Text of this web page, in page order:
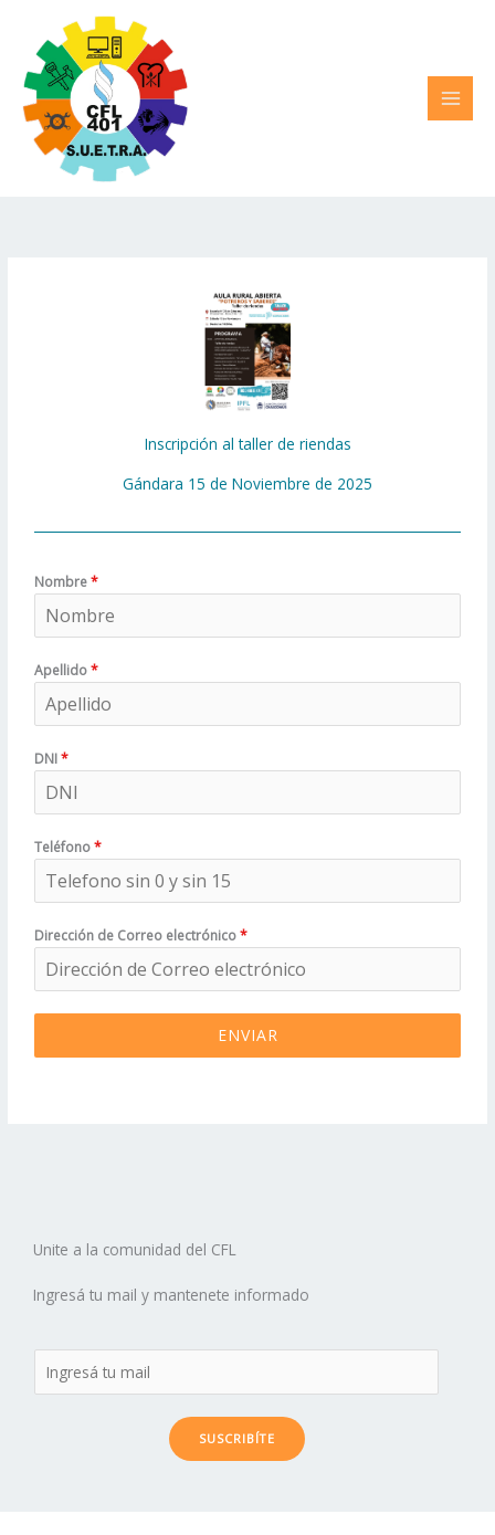
contenido
Inscripción al taller de riendas
Gándara 15 de Noviembre de 2025
Nombre*
Apellido*
DNI*
Teléfono*
Dirección de Correo electrónico*
ENVIAR
Unite a la comunidad del CFL
Ingresá tu mail y mantenete informado
SUSCRIBÍTE